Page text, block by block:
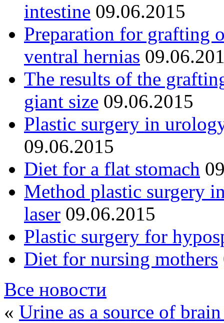
intestine 09.06.2015
Preparation for grafting
ventral hernias
The results of the
giant size 09.06.2015
Plastic surgery in
09.06.2015
Diet for a flat stomach
Method plastic surgery
laser 09.06.2015
Plastic surgery for
Diet for nursing mothers
Все новости
« Urine as a source of